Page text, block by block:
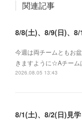
関連記事
8/8(土)、8/9(日)、8/
今週は両チームともお
きますように☆Aチーム
2026.08.05 13:43
8/1(土)、8/2(日)見